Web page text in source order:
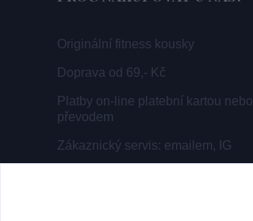
Originální fitness kousky
Doprava od 69,- Kč
Platby on-line platební kartou nebo
převodem
Zákaznický servis: emailem, IG